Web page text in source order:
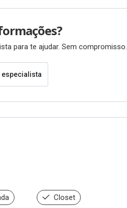
para te ajudar. Sem compromisso.
especialista
Closet